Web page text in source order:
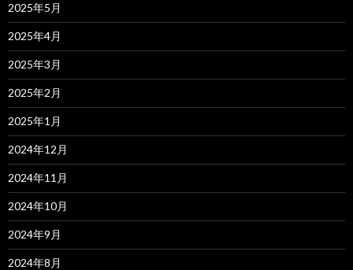
2025年5月
2025年4月
2025年3月
2025年2月
2025年1月
2024年12月
2024年11月
2024年10月
2024年9月
2024年8月